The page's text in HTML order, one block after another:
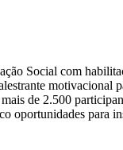
Social com
motivacional
de 2.500
oportunidades para